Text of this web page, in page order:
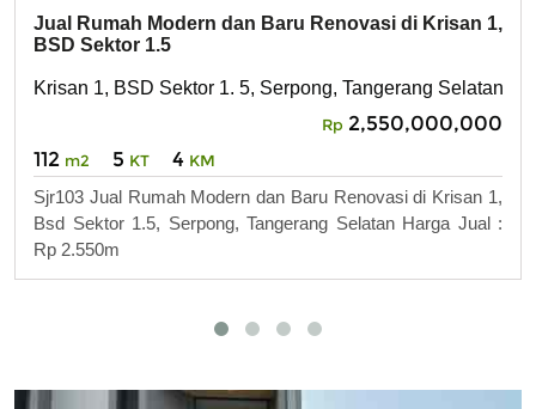
Jual Rumah Modern dan Baru Renovasi di Krisan 1,
BSD Sektor 1.5
Krisan 1, BSD Sektor 1. 5, Serpong, Tangerang Selatan
Rp 2,550,000,000
112 m2 5 KT 4 KM
Sjr103 Jual Rumah Modern dan Baru Renovasi di Krisan 1,
Bsd Sektor 1.5, Serpong, Tangerang Selatan Harga Jual :
Rp 2.550m